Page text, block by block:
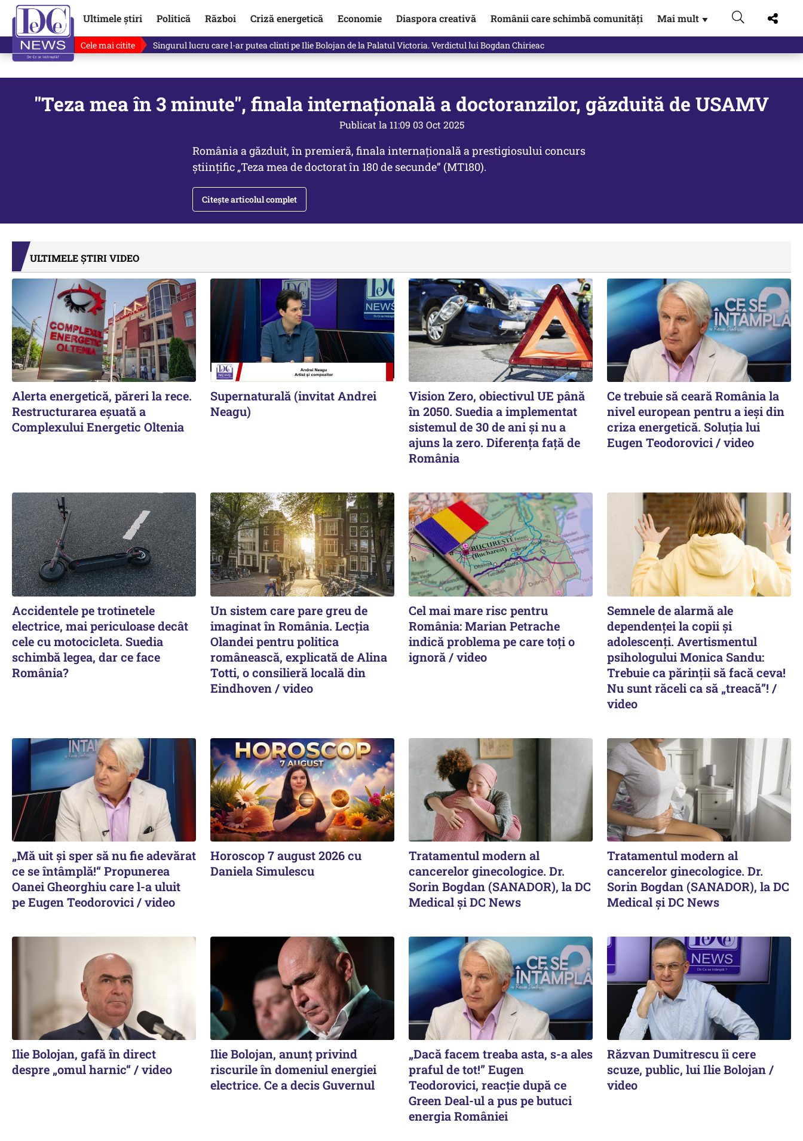
Ultimele știri Politică Război Criză energetică Economie Diaspora creativă Românii care schimbă comunități Mai mult ▼
Cele mai citite Ce se întâmplă cu primul buletin electronic, decizia luată astăzi de Guvern pentru toți românii
"Teza mea în 3 minute", finala internaţională a doctoranzilor, găzduită de USAMV
Publicat la 11:09 03 Oct 2025
România a găzduit, în premieră, finala internațională a prestigiosului concurs
științific „Teza mea de doctorat în 180 de secunde” (MT180).
Citește articolul complet
ULTIMELE ȘTIRI VIDEO
Alerta energetică, păreri la rece.
Restructurarea eșuată a
Complexului Energetic Oltenia
Supernaturală (invitat Andrei
Neagu)
Vision Zero, obiectivul UE până
în 2050. Suedia a implementat
sistemul de 30 de ani şi nu a
ajuns la zero. Diferenţa faţă de
România
Ce trebuie să ceară România la
nivel european pentru a ieși din
criza energetică. Soluția lui
Eugen Teodorovici / video
Accidentele pe trotinetele
electrice, mai periculoase decât
cele cu motocicleta. Suedia
schimbă legea, dar ce face
România?
Un sistem care pare greu de
imaginat în România. Lecția
Olandei pentru politica
românească, explicată de Alina
Totti, o consilieră locală din
Eindhoven / video
Cel mai mare risc pentru
România: Marian Petrache
indică problema pe care toți o
ignoră / video
Semnele de alarmă ale
dependenței la copii și
adolescenți. Avertismentul
psihologului Monica Sandu:
Trebuie ca părinții să facă ceva!
Nu sunt răceli ca să „treacă”! /
video
„Mă uit și sper să nu fie adevărat
ce se întâmplă!“ Propunerea
Oanei Gheorghiu care l-a uluit
pe Eugen Teodorovici / video
Horoscop 7 august 2026 cu
Daniela Simulescu
Tratamentul modern al
cancerelor ginecologice. Dr.
Sorin Bogdan (SANADOR), la DC
Medical și DC News
Tratamentul modern al
cancerelor ginecologice. Dr.
Sorin Bogdan (SANADOR), la DC
Medical și DC News
Ilie Bolojan, gafă în direct
despre „omul harnic“ / video
Ilie Bolojan, anunț privind
riscurile în domeniul energiei
electrice. Ce a decis Guvernul
„Dacă facem treaba asta, s-a ales
praful de tot!” Eugen
Teodorovici, reacție după ce
Green Deal-ul a pus pe butuci
energia României
Răzvan Dumitrescu îi cere
scuze, public, lui Ilie Bolojan /
video